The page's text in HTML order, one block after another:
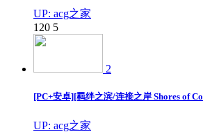
UP: acg之家
120 5
2
[PC+安卓][羁绊之滨/连接之岸 Shores of Co
UP: acg之家